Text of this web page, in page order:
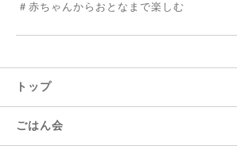
＃赤ちゃんからおとなまで楽しむ
トップ
ごはん会